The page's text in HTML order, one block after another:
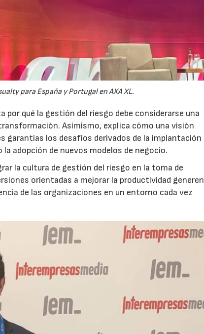
para España y Portugal en AXA XL.
qué la gestión del riesgo debe considerarse una
Asimismo, explica cómo una visión
garantías los desafíos derivados de la implantación
adopción de nuevos modelos de negocio.
la cultura de gestión del riesgo en la toma de
orientadas a mejorar la productividad generen
de las organizaciones en un entorno cada vez